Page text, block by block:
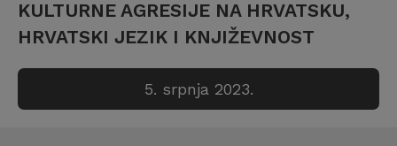
KULTURNE AGRESIJE NA HRVATSKU,
HRVATSKI JEZIK I KNJIŽEVNOST
5. srpnja 2023.